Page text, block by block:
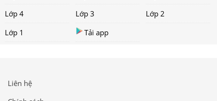
Lớp 4
Lớp 3
Lớp 2
Lớp 1
Tải app
Liên hệ